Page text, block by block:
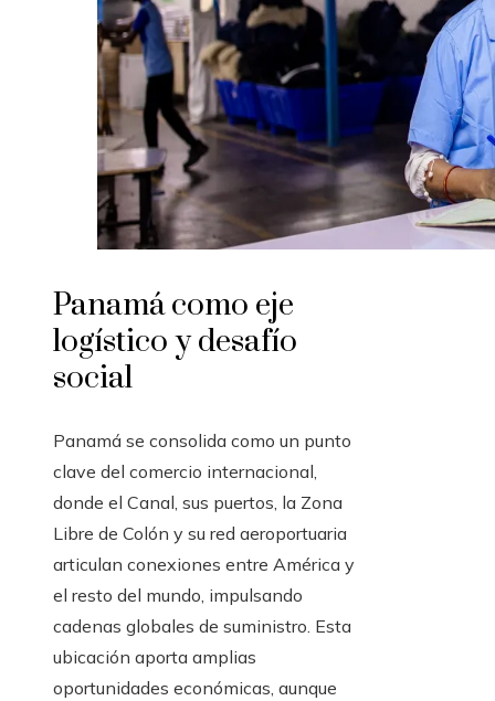
Panamá como eje
logístico y desafío
social
Panamá se consolida como un punto
clave del comercio internacional,
donde el Canal, sus puertos, la Zona
Libre de Colón y su red aeroportuaria
articulan conexiones entre América y
el resto del mundo, impulsando
cadenas globales de suministro. Esta
ubicación aporta amplias
oportunidades económicas, aunque